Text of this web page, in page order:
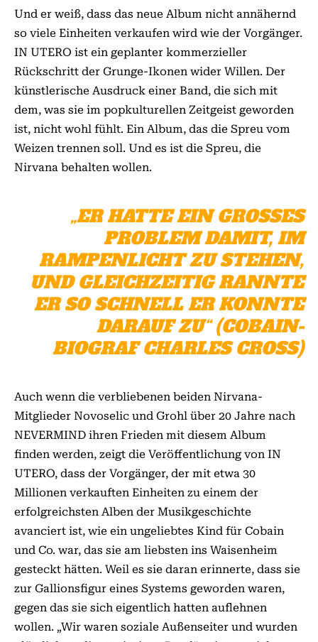
Und er weiß, dass das neue Album nicht annähernd
so viele Einheiten verkaufen wird wie der Vorgänger.
IN UTERO ist ein geplanter kommerzieller
Rückschritt der Grunge-Ikonen wider Willen. Der
künstlerische Ausdruck einer Band, die sich mit
dem, was sie im popkulturellen Zeitgeist geworden
ist, nicht wohl fühlt. Ein Album, das die Spreu vom
Weizen trennen soll. Und es ist die Spreu, die
Nirvana behalten wollen.
„ER HATTE EIN GROSSES P
ROBLEM DAMIT, IM R
AMPENLICHT ZU STEHEN, U
ND GLEICHZEITIG RANNTE E
R SO SCHNELL ER KONNTE D
ARAUF ZU“ (COBAIN-B
IOGRAF CHARLES CROSS)
Auch wenn die verbliebenen beiden Nirvana-
Mitglieder Novoselic und Grohl über 20 Jahre nach
NEVERMIND ihren Frieden mit diesem Album
finden werden, zeigt die Veröffentlichung von IN
UTERO, dass der Vorgänger, der mit etwa 30
Millionen verkauften Einheiten zu einem der
erfolgreichsten Alben der Musikgeschichte
avanciert ist, wie ein ungeliebtes Kind für Cobain
und Co. war, das sie am liebsten ins Waisenheim
gesteckt hätten. Weil es sie daran erinnerte, dass sie
zur Gallionsfigur eines Systems geworden waren,
gegen das sie sich eigentlich hatten auflehnen
wollen. „Wir waren soziale Außenseiter und wurden